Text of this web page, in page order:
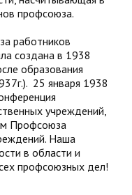
профсоюза.
работников
создана в 1938
образования
25 января 1938
учреждений,
Профсоюза
Наша
в области и
профсоюзных дел!